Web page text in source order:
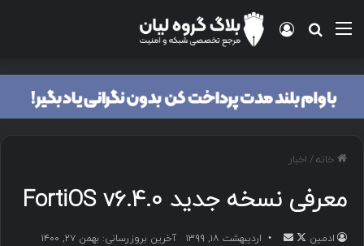
خانه/ اخبار
معرفی نسخه جدید FortiOS v6.4.0
ادمین اردیبهشت ۱۸, ۱۳۹۹
آخرین بروزرسانی: بهمن ۲۷, ۱۴۰۰